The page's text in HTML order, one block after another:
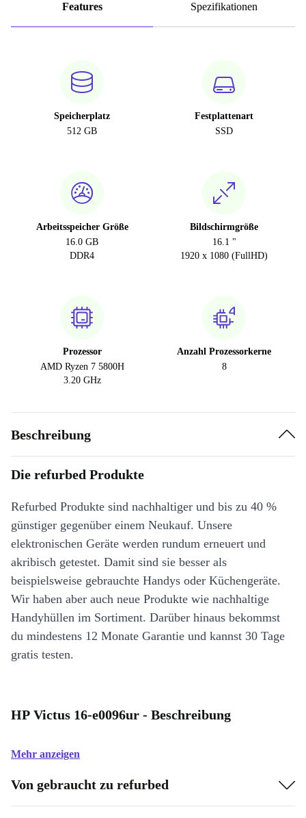
Features Spezifikationen
Speicherplatz
512 GB
Festplattenart
SSD
Arbeitsspeicher Größe
16.0 GB
DDR4
Bildschirmgröße
16.1 "
1920 x 1080 (FullHD)
Prozessor
AMD Ryzen 7 5800H
3.20 GHz
Anzahl Prozessorkerne
8
Beschreibung
Die refurbed Produkte
Refurbed Produkte sind nachhaltiger und bis zu 40 %
günstiger gegenüber einem Neukauf. Unsere
elektronischen Geräte werden rundum erneuert und
akribisch getestet. Damit sind sie besser als
beispielsweise gebrauchte Handys oder Küchengeräte.
Wir haben aber auch neue Produkte wie nachhaltige
Handyhüllen im Sortiment. Darüber hinaus bekommst
du mindestens 12 Monate Garantie und kannst 30 Tage
gratis testen.
HP Victus 16-e0096ur - Beschreibung
Mehr anzeigen
Von gebraucht zu refurbed